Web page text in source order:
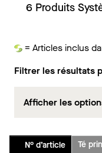
6 Produits
Durabilité
= Articles inclus
Filtrer les résultats
Afficher les
N° d’article Té